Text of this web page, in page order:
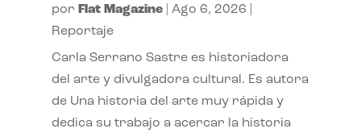
por Flat Magazine| Ago 6, 2026
Reportaje
Carla Serrano Sastre es historiadora
del arte y divulgadora cultural. Es autora
de Una historia del arte muy rápida y
dedica su trabajo a acercar la historia